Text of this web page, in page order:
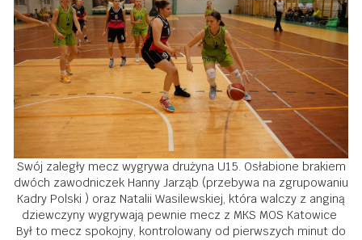
Swój zaległy mecz wygrywa drużyna U15. Osłabione brakiem
dwóch zawodniczek Hanny Jarząb (przebywa na zgrupowaniu
Kadry Polski ) oraz Natalii Wasilewskiej, która walczy z anginą
dziewczyny wygrywają pewnie mecz z MKS MOS Katowice
Był to mecz spokojny, kontrolowany od pierwszych minut do